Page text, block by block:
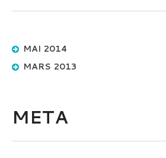
MAI 2014
MARS 2013
META